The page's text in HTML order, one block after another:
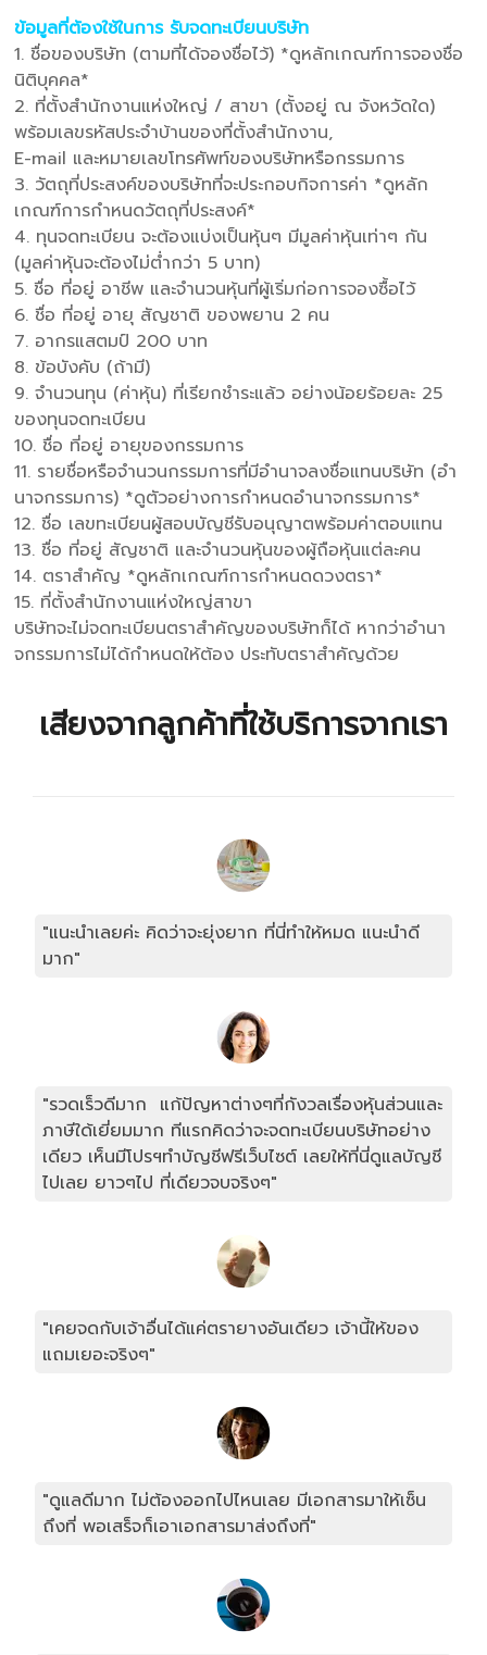
ข้อมูลที่ต้องใช้ในการ รับจดทะเบียนบริษัท
1. ชื่อของบริษัท (ตามที่ได้จองชื่อไว้) *ดูหลักเกณฑ์การจองชื่อ
นิติบุคคล*
2. ที่ตั้งสํานักงานแห่งใหญ่ / สาขา (ตั้งอยู่ ณ จังหวัดใด)
พร้อมเลขรหัสประจําบ้านของที่ตั้งสํานักงาน,
E-mail และหมายเลขโทรศัพท์ของบริษัทหรือกรรมการ
3. วัตถุที่ประสงค์ของบริษัทที่จะประกอบกิจการค่า *ดูหลัก
เกณฑ์การกําหนดวัตถุที่ประสงค์*
4. ทุนจดทะเบียน จะต้องแบ่งเป็นหุ้นๆ มีมูลค่าหุ้นเท่าๆ กัน
(มูลค่าหุ้นจะต้องไม่ต่ํากว่า 5 บาท)
5. ชื่อ ที่อยู่ อาชีพ และจํานวนหุ้นที่ผู้เริ่มก่อการจองซื้อไว้
6. ชื่อ ที่อยู่ อายุ สัญชาติ ของพยาน 2 คน
7. อากรแสตมป์ 200 บาท
8. ข้อบังคับ (ถ้ามี)
9. จํานวนทุน (ค่าหุ้น) ที่เรียกชําระแล้ว อย่างน้อยร้อยละ 25
ของทุนจดทะเบียน
10. ชื่อ ที่อยู่ อายุของกรรมการ
11. รายชื่อหรือจํานวนกรรมการที่มีอํานาจลงชื่อแทนบริษัท (อํา
นาจกรรมการ) *ดูตัวอย่างการกําหนดอํานาจกรรมการ*
12. ชื่อ เลขทะเบียนผู้สอบบัญชีรับอนุญาตพร้อมค่าตอบแทน
13. ชื่อ ที่อยู่ สัญชาติ และจํานวนหุ้นของผู้ถือหุ้นแต่ละคน
14. ตราสําคัญ *ดูหลักเกณฑ์การกําหนดดวงตรา*
15. ที่ตั้งสํานักงานแห่งใหญ่สาขา
บริษัทจะไม่จดทะเบียนตราสําคัญของบริษัทก็ได้ หากว่าอํานา
จกรรมการไม่ได้กําหนดให้ต้อง ประทับตราสําคัญด้วย
เสียงจากลูกค้าที่ใช้บริการจากเรา
"แนะนำเลยค่ะ คิดว่าจะยุ่งยาก ที่นี่ทำให้หมด แนะนำดี
มาก"
"รวดเร็วดีมาก แก้ปัญหาต่างๆที่กังวลเรื่องหุ้นส่วนและ
ภาษีใด้เยี่ยมมาก ทีแรกคิดว่าจะจดทะเบียนบริษัทอย่าง
เดียว เห็นมีโปรฯทำบัญชีฟรีเว็บไซต์ เลยให้ที่นี่ดูแลบัญชี
ไปเลย ยาวๆไป ที่เดียวจบจริงๆ"
"เคยจดกับเจ้าอื่นได้แค่ตรายางอันเดียว เจ้านี้ให้ของ
แถมเยอะจริงๆ"
"ดูแลดีมาก ไม่ต้องออกไปไหนเลย มีเอกสารมาให้เซ็น
ถึงที่ พอเสร็จก็เอาเอกสารมาส่งถึงที่"